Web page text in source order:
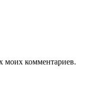
моих комментариев.